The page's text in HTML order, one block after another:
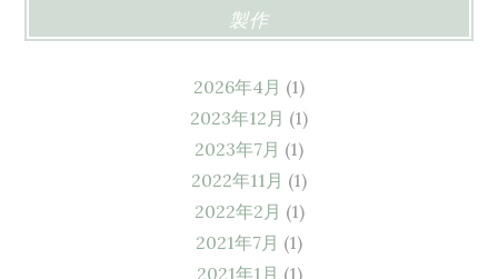
製作
2026年4月 (1)
2023年12月 (1)
2023年7月 (1)
2022年11月 (1)
2022年2月 (1)
2021年7月 (1)
2021年1月 (1)